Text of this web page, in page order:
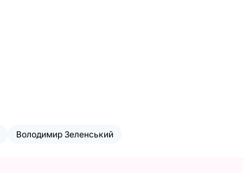
Володимир Зеленський